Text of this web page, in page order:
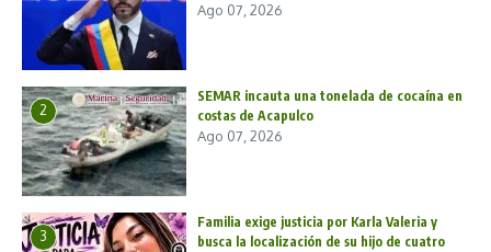
Ago 07, 2026
2
SEMAR incauta una tonelada de cocaína en
costas de Acapulco
Ago 07, 2026
3
Familia exige justicia por Karla Valeria y
busca la localización de su hijo de cuatro